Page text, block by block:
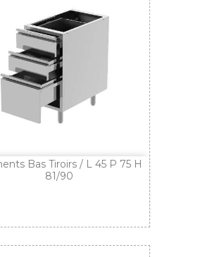
Bas Tiroirs / L 45 P 75 H
81/90